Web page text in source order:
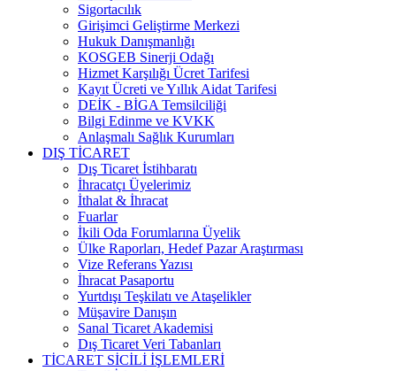
Sigortacılık
Girişimci Geliştirme Merkezi
Hukuk Danışmanlığı
KOSGEB Sinerji Odağı
Hizmet Karşılığı Ücret Tarifesi
Kayıt Ücreti ve Yıllık Aidat Tarifesi
DEİK - BİGA Temsilciliği
Bilgi Edinme ve KVKK
Anlaşmalı Sağlık Kurumları
DIŞ TİCARET
Dış Ticaret İstihbaratı
İhracatçı Üyelerimiz
İthalat & İhracat
Fuarlar
İkili Oda Forumlarına Üyelik
Ülke Raporları, Hedef Pazar Araştırması
Vize Referans Yazısı
İhracat Pasaportu
Yurtdışı Teşkilatı ve Ataşelikler
Müşavire Danışın
Sanal Ticaret Akademisi
Dış Ticaret Veri Tabanları
TİCARET SİCİLİ İŞLEMLERİ